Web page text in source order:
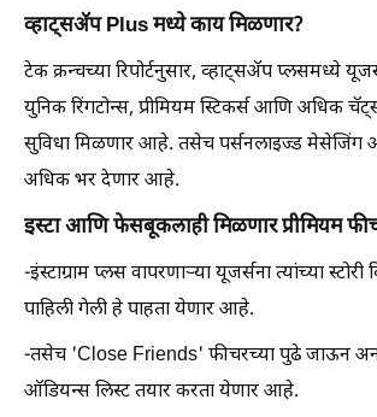
व्हाट्सॲप Plus मध्ये काय मिळणार?
टेक क्रन्चच्या रिपोर्टनुसार, व्हाट्सॲप प्लसमध्ये
युनिक रिंगटोन्स, प्रीमियम स्टिकर्स आणि अधिक
सुविधा मिळणार आहे. तसेच पर्सनलाइज्ड मेसेजिंग
अधिक भर देणार आहे.
इस्टा आणि फेसबूकलाही मिळणार प्रीमियम
-इंस्टाग्राम प्लस वापरणाऱ्या यूजर्सना त्यांच्या स्टोरी
पाहिली गेली हे पाहता येणार आहे.
-तसेच 'Close Friends' फीचरच्या पुढे जाऊन
ऑडियन्स लिस्ट तयार करता येणार आहे.